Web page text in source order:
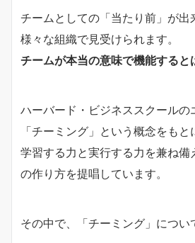
チームとしての「当たり前」が出
様々な組織で見受けられます。
チームが本当の意味で機能すると
ハーバード・ビジネススクールの
「チーミング」という概念をもと
学習する力と実行する力を兼ね備
の作り方を提唱しています。
その中で、「チーミング」につい